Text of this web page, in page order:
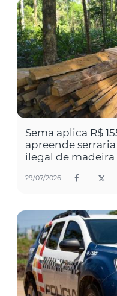
Sema aplica R$
apreende
ilegal de madeira
29/07/2026